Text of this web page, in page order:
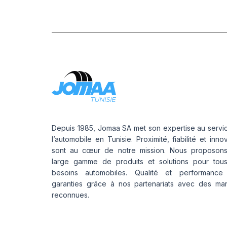
Depuis 1985, Jomaa SA met son expertise au
l’automobile en Tunisie. Proximité, fiabilité et
sont au cœur de notre mission. Nous
large gamme de produits et solutions pour
besoins automobiles. Qualité et performance
garanties grâce à nos partenariats avec des
reconnues.